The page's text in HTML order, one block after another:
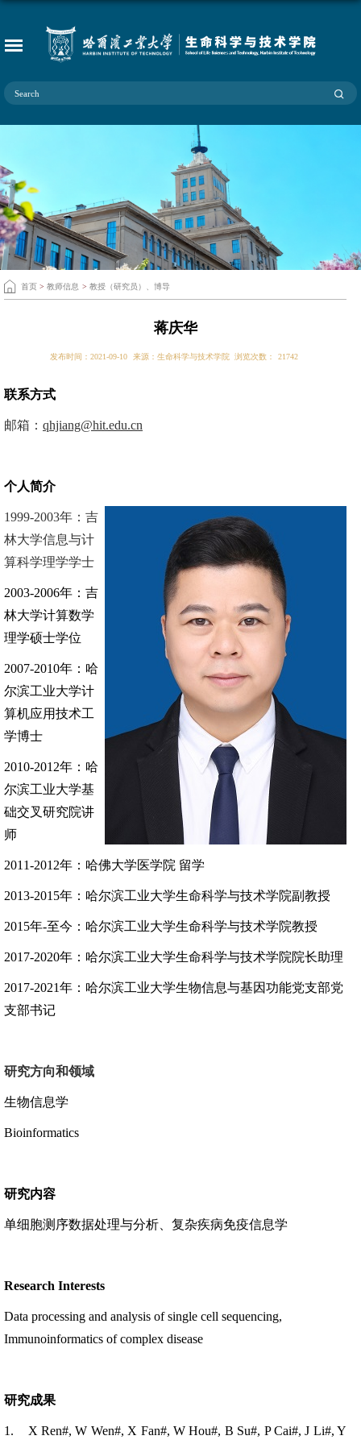
首页 > 教师信息 > 教授（研究员）、博导
蒋庆华
发布时间：2021-09-10 来源：生命科学与技术学院 浏览次数： 21742
联系方式
邮箱： qhjiang@hit.edu.cn
个人简介
1999-2003年： 吉
林大学信息与计
算科学理学学士
2003-2006年 ： 吉
林大学计算数学
理学硕士学位
2007-2010年 ： 哈
尔滨工业大学计
算机应用技术工
学博士
2010-2012年 ： 哈
尔滨工业大学基
础交叉研究院讲
师
2011-2012年 ： 哈佛大学医学院 留学
2013-2015年 ： 哈尔滨工业大学生命科学与技术学院副教授
2015年-至今 ： 哈尔滨工业大学生命科学与技术学院教授
2017-2020年 ： 哈尔滨工业大学生命科学与技术学院院长助理
2017-2021年 ： 哈尔滨工业大学生物信息与基因功能党支部党
支部书记
研究方向和领域
生物信息学
Bioinformatics
研究内容
单细胞测序数据处理与分析、复杂疾病免疫信息学
Research Interests
Data processing and analysis of single cell sequencing,
Immunoinformatics of complex disease
研究成果
1. X Ren#, W Wen#, X Fan#, W Hou#, B Su#, P Cai#, J Li#, Y